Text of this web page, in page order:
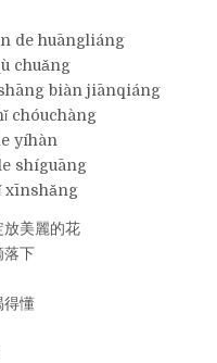
de huāngliáng
chuǎng
biàn jiānqiáng
chóuchàng
yíhàn
shíguāng
xīnshǎng
放美麗的花
落下
得懂